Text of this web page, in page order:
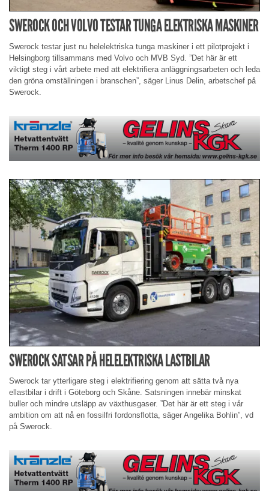
SWEROCK OCH VOLVO TESTAR TUNGA ELEKTRISKA MASKINER
Swerock testar just nu helelektriska tunga maskiner i ett pilotprojekt i
Helsingborg tillsammans med Volvo och MVB Syd. ”Det här är ett
viktigt steg i vårt arbete med att elektrifiera anläggningsarbeten och leda
den gröna omställningen i branschen”, säger Linus Delin, arbetschef på
Swerock.
SWEROCK SATSAR PÅ HELELEKTRISKA LASTBILAR
Swerock tar ytterligare steg i elektrifiering genom att sätta två nya
ellastbilar i drift i Göteborg och Skåne. Satsningen innebär minskat
buller och mindre utsläpp av växthusgaser. ”Det här är ett steg i vår
ambition om att nå en fossilfri fordonsflotta, säger Angelika Bohlin”, vd
på Swerock.